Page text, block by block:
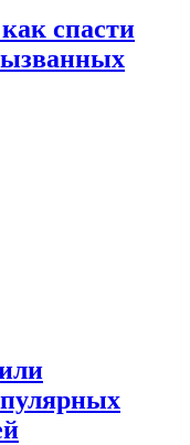
спасти